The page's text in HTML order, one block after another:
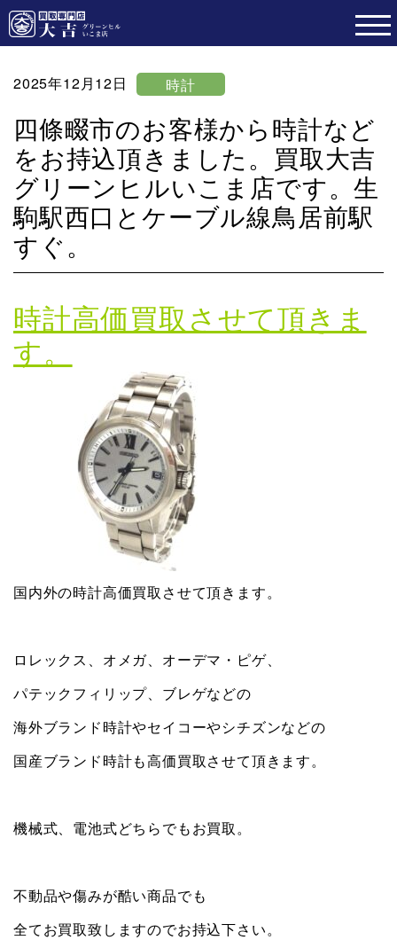
2025年12月12日 時計
四條畷市のお客様から時計など
をお持込頂きました。買取大吉
グリーンヒルいこま店です。生
駒駅西口とケーブル線鳥居前駅
すぐ。
時計高価買取させて頂きま
す。
国内外の時計高価買取させて頂きます。
ロレックス、オメガ、オーデマ・ピゲ、
パテックフィリップ、ブレゲなどの
海外ブランド時計やセイコーやシチズンなどの
国産ブランド時計も高価買取させて頂きます。
機械式、電池式どちらでもお買取。
不動品や傷みが酷い商品でも
全てお買取致しますのでお持込下さい。